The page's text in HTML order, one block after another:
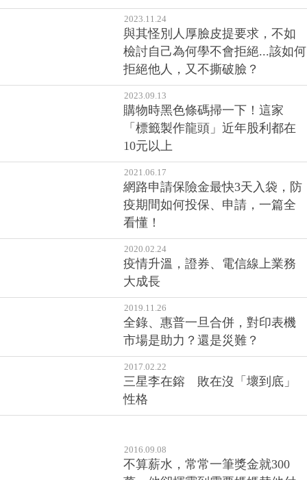
2023.11.24
與其怪別人厚臉皮提要求，不如
檢討自己為何學不會拒絕...該如何
拒絕他人，又不撕破臉？
2023.09.13
購物時黑色條碼掃一下！這家
「標籤製作龍頭」近年股利都在
10元以上
2021.06.17
網路申請保險金最快3天入袋，防
疫期間如何投保、申請，一篇全
看懂！
2020.02.24
疫情升溫，證券、電信線上業務
大成長
2019.11.26
全錄、惠普一旦合併，對印表機
市場是助力？還是災難？
2017.02.22
三星李在鎔 敗在沒「壞到底」
性格
2016.09.08
不算薪水，常常一筆獎金就300